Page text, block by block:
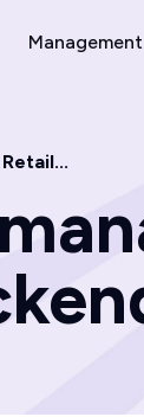
Management